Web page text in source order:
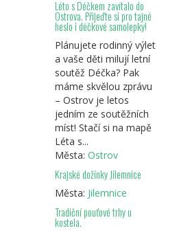
Léto s Déčkem zavítalo do
Ostrova. Přijeďte si pro tajné
heslo i déčkové samolepky!
Plánujete rodinný výlet
a vaše děti milují letní
soutěž Déčka? Pak
máme skvělou zprávu
– Ostrov je letos
jedním ze soutěžních
míst! Stačí si na mapě
Léta s...
Města: Ostrov
Krajské dožínky Jilemnice
Města: Jilemnice
Tradiční pouťové trhy u
kostela.